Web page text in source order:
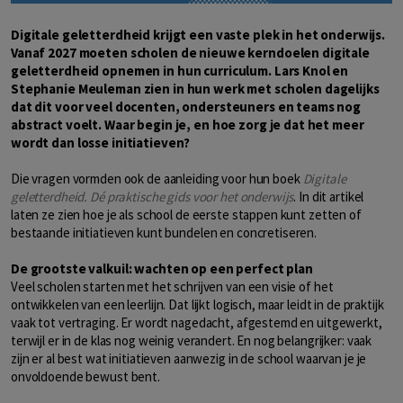
Digitale geletterdheid krijgt een vaste plek in het onderwijs.
Vanaf 2027 moeten scholen de nieuwe kerndoelen digitale
geletterdheid opnemen in hun curriculum. Lars Knol en
Stephanie Meuleman zien in hun werk met scholen dagelijks
dat dit voor veel docenten, ondersteuners en teams nog
abstract voelt. Waar begin je, en hoe zorg je dat het meer
wordt dan losse initiatieven?
Die vragen vormden ook de aanleiding voor hun boek Digitale
geletterdheid. Dé praktische gids voor het onderwijs. In dit artikel
laten ze zien hoe je als school de eerste stappen kunt zetten of
bestaande initiatieven kunt bundelen en concretiseren.
De grootste valkuil: wachten op een perfect plan
Veel scholen starten met het schrijven van een visie of het
ontwikkelen van een leerlijn. Dat lijkt logisch, maar leidt in de praktijk
vaak tot vertraging. Er wordt nagedacht, afgestemd en uitgewerkt,
terwijl er in de klas nog weinig verandert. En nog belangrijker: vaak
zijn er al best wat initiatieven aanwezig in de school waarvan je je
onvoldoende bewust bent.